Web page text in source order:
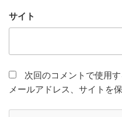
サイト
次回のコメントで使用
メールアドレス、サイトを保